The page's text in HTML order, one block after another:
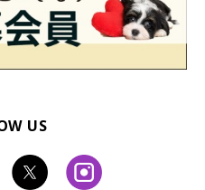
US